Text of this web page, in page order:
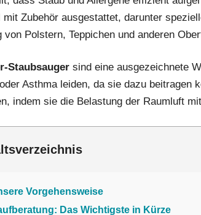
mit Zubehör ausgestattet, darunter
von Polstern, Teppichen und anderen
Staubsauger sind eine ausgezeichnete
Asthma leiden, da sie dazu beitragen
indem sie die Belastung der Raumluft
Vorgehensweise
Das Wichtigste in Kürze